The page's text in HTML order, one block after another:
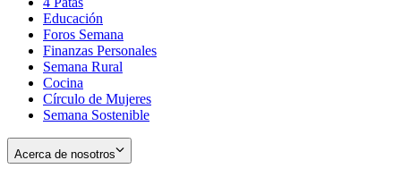
window
new
window
Educación
Foros Semana
Finanzas Personales
Semana Rural
Cocina
Círculo de Mujeres
Semana Sostenible
Acerca de nosotros